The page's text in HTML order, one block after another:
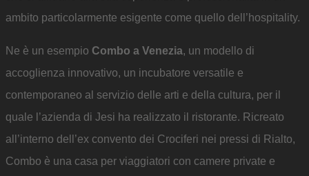
ambito particolarmente esigente come quello dell’hospitality.
Ne è un esempio Combo a Venezia, un modello di
accoglienza innovativo, un incubatore versatile e
contemporaneo al servizio delle arti e della cultura, per il
quale l’azienda di Jesi ha realizzato il ristorante. Ricreato
all’interno dell’ex convento dei Crociferi nei pressi di Rialto,
Combo è una casa per viaggiatori con camere private e